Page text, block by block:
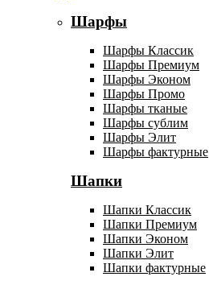
Шарфы
Шарфы Классик
Шарфы Премиум
Шарфы Эконом
Шарфы Промо
Шарфы тканые
Шарфы сублим
Шарфы Элит
Шарфы фактурные
Шапки
Шапки Классик
Шапки Премиум
Шапки Эконом
Шапки Элит
Шапки фактурные